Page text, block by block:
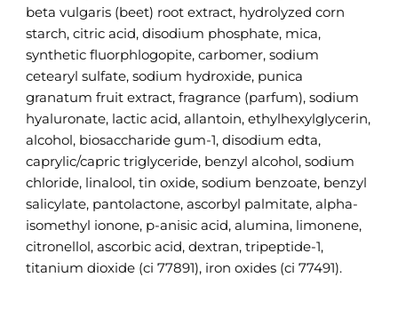
beta vulgaris (beet) root extract, hydrolyzed corn
starch, citric acid, disodium phosphate, mica,
synthetic fluorphlogopite, carbomer, sodium
cetearyl sulfate, sodium hydroxide, punica
granatum fruit extract, fragrance (parfum), sodium
hyaluronate, lactic acid, allantoin, ethylhexylglycerin,
alcohol, biosaccharide gum-1, disodium edta,
caprylic/capric triglyceride, benzyl alcohol, sodium
chloride, linalool, tin oxide, sodium benzoate, benzyl
salicylate, pantolactone, ascorbyl palmitate, alpha-
isomethyl ionone, p-anisic acid, alumina, limonene,
citronellol, ascorbic acid, dextran, tripeptide-1,
titanium dioxide (ci 77891), iron oxides (ci 77491).